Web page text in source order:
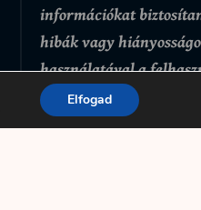
információkat
hibák vagy
használatával a
és elfogadja, hogy az
kizárólag tájékoztató
Elfogad